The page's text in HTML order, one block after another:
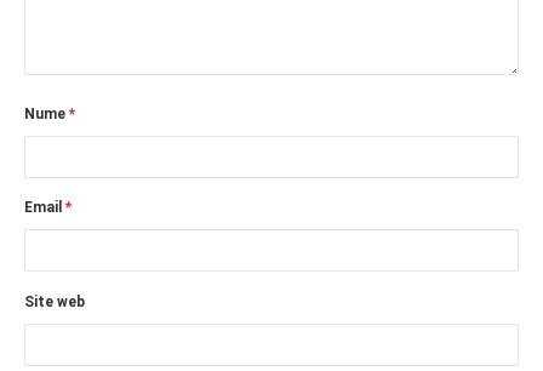
Nume *
Email *
Site web